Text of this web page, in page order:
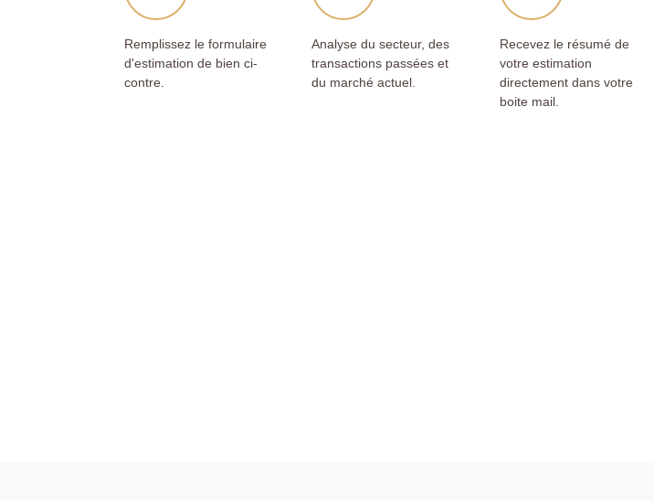
Remplissez le formulaire
d'estimation de bien ci-
contre.
Analyse du secteur, des
transactions passées et
du marché actuel.
Recevez le résumé de
votre estimation
directement dans votre
boite mail.